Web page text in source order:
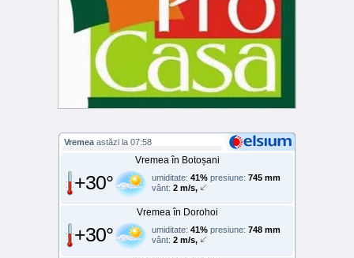
Vremea astăzi la 07:58
Vremea în Botoșani
+30° umiditate: 41% presiune: 745 mm
vânt: 2 m/s,
Vremea în Dorohoi
+30° umiditate: 41% presiune: 748 mm
vânt: 2 m/s,